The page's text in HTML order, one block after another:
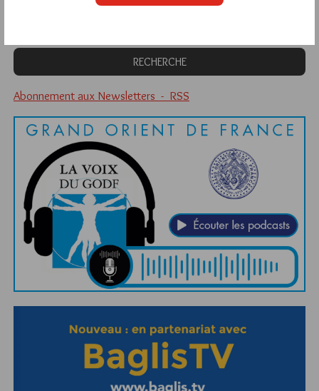
Abonnement aux Newsletters - RSS